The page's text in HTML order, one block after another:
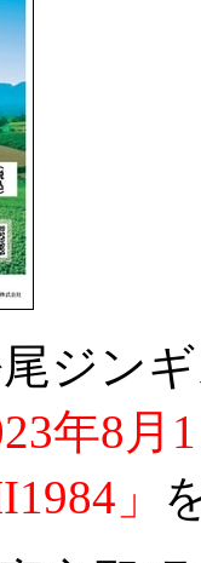
ジン
年8月
」